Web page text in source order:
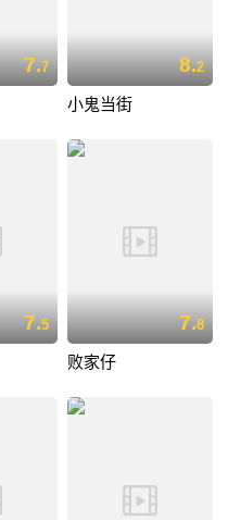
7.7 8.2
小鬼当街
7.5 7.8
败家仔